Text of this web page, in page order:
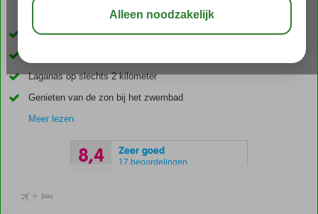
Kleinschalig appartementencomplex
Laganas op slechts 2 kilometer
Genieten van de zon bij het zwembad
Meer lezen
8,4 Zeer goed
17 beoordelingen
+